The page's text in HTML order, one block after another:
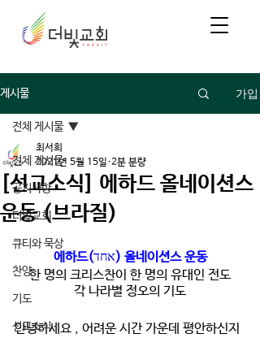
게시물 가입
전체 게시물
공지사항
더빛교회
큐티와 묵상
찬양
기도
선교소식
전체 게시물
[선교소식] 에하드 올네이션스
운동 (브라질)
최서희
2021년 5월 15일 2분 분량
에하드(אחד) 올네이션스 운동
한 명의 크리스찬이 한 명의 유대인 전도
각 나라별 정오의 기도
안녕하세요 , 어려운 시간 가운데 평안하신지